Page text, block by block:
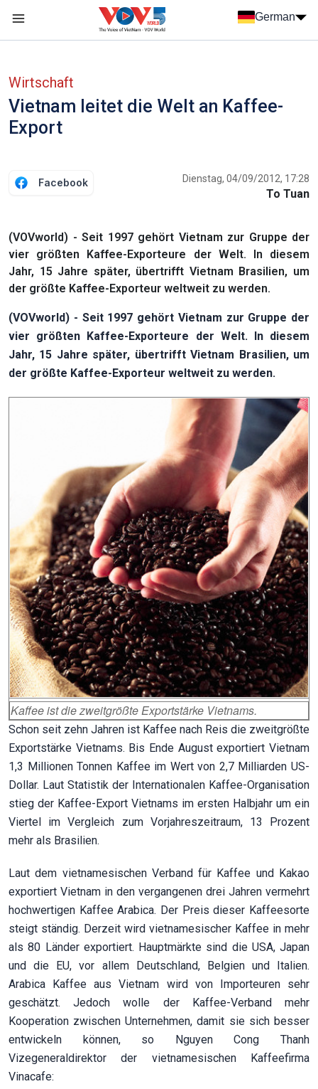
German
Wirtschaft
Vietnam leitet die Welt an Kaffee-
Export
Facebook Dienstag, 04/09/2012, 17:28
To Tuan
(VOVworld) - Seit 1997 gehört Vietnam zur Gruppe der
vier größten Kaffee-Exporteure der Welt. In diesem
Jahr, 15 Jahre später, übertrifft Vietnam Brasilien, um
der größte Kaffee-Exporteur weltweit zu werden.
(VOVworld) - Seit 1997 gehört Vietnam zur Gruppe der
vier größten Kaffee-Exporteure der Welt. In diesem
Jahr, 15 Jahre später, übertrifft Vietnam Brasilien, um
der größte Kaffee-Exporteur weltweit zu werden.
Kaffee ist die zweitgrößte Exportstärke Vietnams.
Schon seit zehn Jahren ist Kaffee nach Reis die zweitgrößte
Exportstärke Vietnams. Bis Ende August exportiert Vietnam
1,3 Millionen Tonnen Kaffee im Wert von 2,7 Milliarden US-
Dollar. Laut Statistik der Internationalen Kaffee-Organisation
stieg der Kaffee-Export Vietnams im ersten Halbjahr um ein
Viertel im Vergleich zum Vorjahreszeitraum, 13 Prozent
mehr als Brasilien.
Laut dem vietnamesischen Verband für Kaffee und Kakao
exportiert Vietnam in den vergangenen drei Jahren vermehrt
hochwertigen Kaffee Arabica. Der Preis dieser Kaffeesorte
steigt ständig. Derzeit wird vietnamesischer Kaffee in mehr
als 80 Länder exportiert. Hauptmärkte sind die USA, Japan
und die EU, vor allem Deutschland, Belgien und Italien.
Arabica Kaffee aus Vietnam wird von Importeuren sehr
geschätzt. Jedoch wolle der Kaffee-Verband mehr
Kooperation zwischen Unternehmen, damit sie sich besser
entwickeln können, so Nguyen Cong Thanh
Vizegeneraldirektor der vietnamesischen Kaffeefirma
Vinacafe: